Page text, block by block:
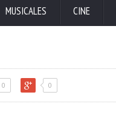
MUSICALES CINE
0 0